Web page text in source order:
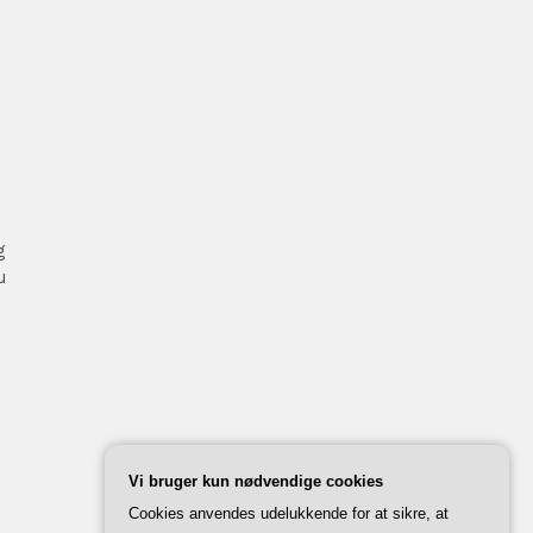
Vi bruger kun nødvendige cookies
Cookies anvendes udelukkende for at sikre, at